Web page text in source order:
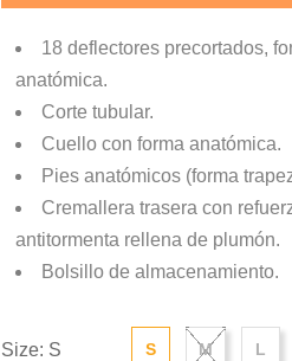
18 deflectores precortados,
anatómica.
Corte tubular.
Cuello con forma anatómica.
Pies anatómicos (forma
Cremallera trasera con
antitormenta rellena de plumón.
Bolsillo de almacenamiento.
Size: S S M L